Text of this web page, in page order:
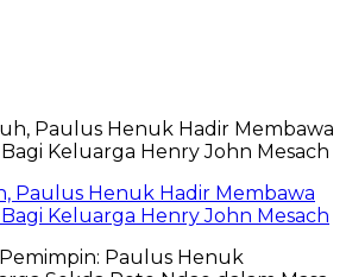
Paulus Henuk Hadir Membawa
Keluarga Henry John Mesach